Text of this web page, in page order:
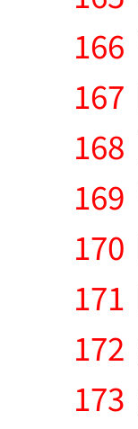
166
167
168
169
170
171
172
173